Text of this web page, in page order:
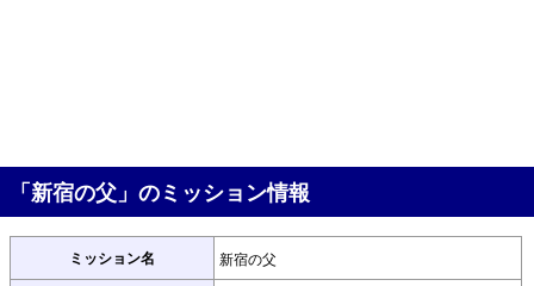
「新宿の父」のミッション情報
ミッション名 新宿の父